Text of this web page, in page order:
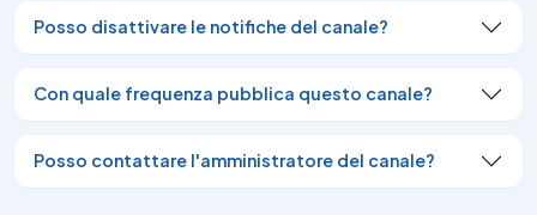
l'espansione del Network con l'
adesione
nuovo canale
:
→
Posso disattivare le notifiche del canale?
Con quale frequenza pubblica questo canale?
Posso contattare l'amministratore del canale?